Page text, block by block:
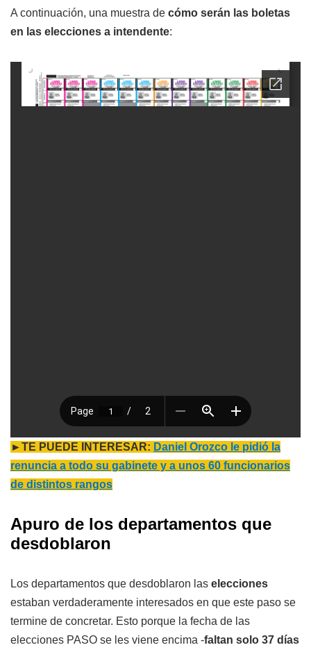
A continuación, una muestra de cómo serán las boletas
en las elecciones a intendente:
►TE PUEDE INTERESAR: Daniel Orozco le pidió la
renuncia a todo su gabinete y a unos 60 funcionarios
de distintos rangos
Apuro de los departamentos que
desdoblaron
Los departamentos que desdoblaron las elecciones
estaban verdaderamente interesados en que este paso se
termine de concretar. Esto porque la fecha de las
elecciones PASO se les viene encima -faltan solo 37 días